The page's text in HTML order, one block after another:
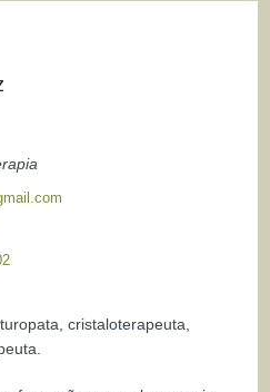
cristaloterapeuta,